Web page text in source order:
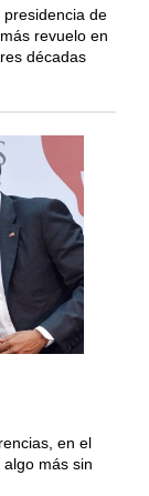
de
revuelo en
décadas
en el
más sin